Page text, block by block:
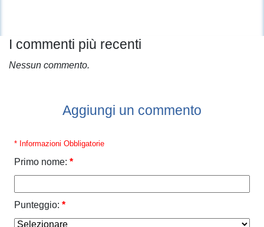
I commenti più recenti
Nessun commento.
Aggiungi un commento
* Informazioni Obbligatorie
Primo nome: *
Punteggio: *